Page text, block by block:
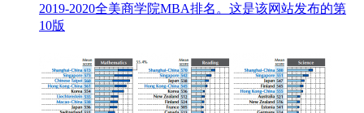
2019-2020全美商学院MBA排名。这是该网站发布的第
10版